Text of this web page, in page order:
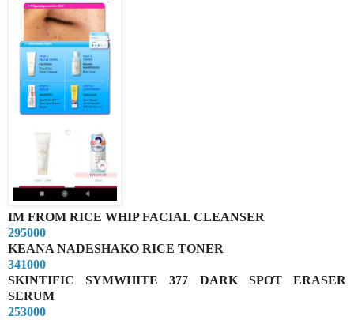
IM FROM RICE WHIP FACIAL CLEANSER
295000
KEANA NADESHAKO RICE TONER
341000
SKINTIFIC SYMWHITE 377 DARK SPOT ERASER
SERUM
253000